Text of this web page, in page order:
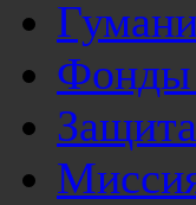
Фонды